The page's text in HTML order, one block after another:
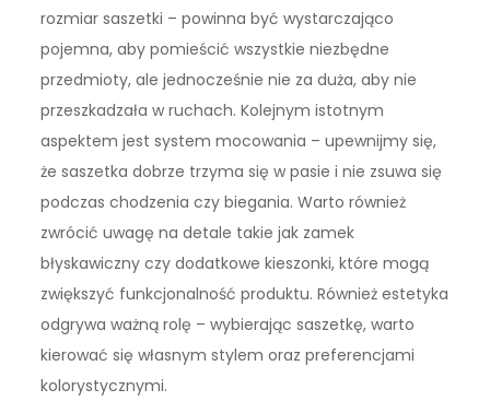
rozmiar saszetki – powinna być wystarczająco
pojemna, aby pomieścić wszystkie niezbędne
przedmioty, ale jednocześnie nie za duża, aby nie
przeszkadzała w ruchach. Kolejnym istotnym
aspektem jest system mocowania – upewnijmy się,
że saszetka dobrze trzyma się w pasie i nie zsuwa się
podczas chodzenia czy biegania. Warto również
zwrócić uwagę na detale takie jak zamek
błyskawiczny czy dodatkowe kieszonki, które mogą
zwiększyć funkcjonalność produktu. Również estetyka
odgrywa ważną rolę – wybierając saszetkę, warto
kierować się własnym stylem oraz preferencjami
kolorystycznymi.